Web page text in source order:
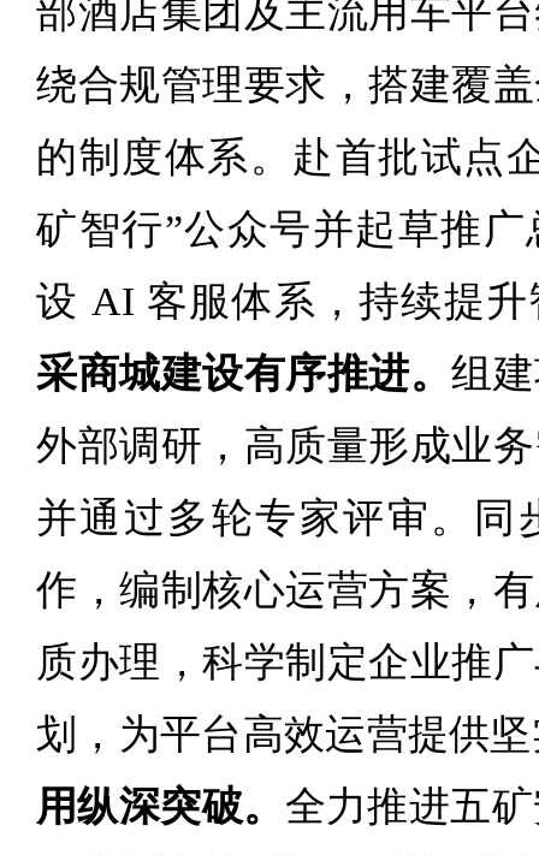
部酒店集团及主流用车平
绕合规管理要求，搭建覆
的制度体系。赴首批试点
矿智行”公众号并起草推
设 AI 客服体系，持续提
采商城建设有序推进。组
外部调研，高质量形成业
并通过多轮专家评审。同
作，编制核心运营方案，
质办理，科学制定企业推
划，为平台高效运营提供
用纵深突破。 全力推进五